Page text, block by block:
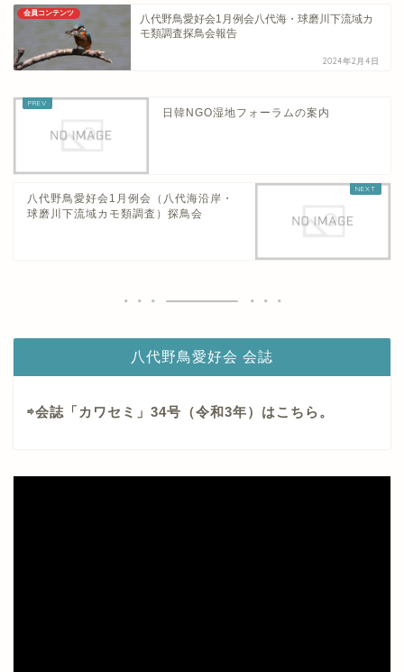
会員コンテンツ
八代野鳥愛好会1月例会八代海・球磨川下流域カ
モ類調査探鳥会報告
2024年2月4日
日韓NGO湿地フォーラムの案内
八代野鳥愛好会1月例会（八代海沿岸・
球磨川下流域カモ類調査）探鳥会
八代野鳥愛好会 会誌
⇨会誌「カワセミ」34号（令和3年）はこちら。